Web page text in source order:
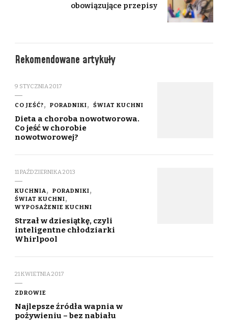
obowiązujące przepisy
Rekomendowane artykuły
9 STYCZNIA 2017
CO JEŚĆ? PORADNIKI ŚWIAT KUCHNI
Dieta a choroba nowotworowa.
Co jeść w chorobie
nowotworowej?
11 PAŹDZIERNIKA 2013
KUCHNIA
PORADNIKI
ŚWIAT KUCHNI
WYPOSAŻENIE KUCHNI
Strzał w dziesiątkę, czyli
inteligentne chłodziarki
Whirlpool
21 KWIETNIA 2017
ZDROWIE
Najlepsze źródła wapnia w
pożywieniu – bez nabiału